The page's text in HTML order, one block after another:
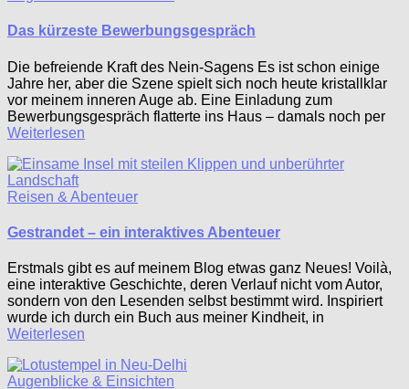
Das kürzeste Bewerbungsgespräch
Die befreiende Kraft des Nein-Sagens Es ist schon einige
Jahre her, aber die Szene spielt sich noch heute kristallklar
vor meinem inneren Auge ab. Eine Einladung zum
Bewerbungsgespräch flatterte ins Haus – damals noch per
Weiterlesen
Reisen & Abenteuer
Gestrandet – ein interaktives Abenteuer
Erstmals gibt es auf meinem Blog etwas ganz Neues! Voilà,
eine interaktive Geschichte, deren Verlauf nicht vom Autor,
sondern von den Lesenden selbst bestimmt wird. Inspiriert
wurde ich durch ein Buch aus meiner Kindheit, in
Weiterlesen
Augenblicke & Einsichten